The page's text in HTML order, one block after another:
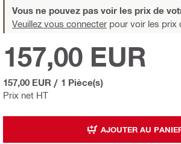
Vous ne pouvez pas voir les prix de
Veuillez vous connecter pour voir les prix
Prix net HT
157,00 EUR
157,00 EUR / 1 Pièce(s)
AJOUTER AU